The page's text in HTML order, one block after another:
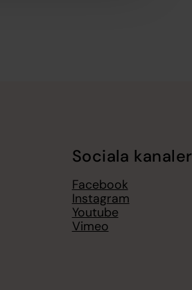
Sociala kanaler
Facebook
Instagram
Youtube
Vimeo